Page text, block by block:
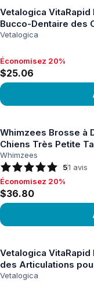
Vetalogica
Bucco-Dentaire des
Vetalogica
Économisez 20%,
Économisez 20%
$25.06
Whimzees Brosse à
Chiens Très Petite
Whimzees
51 avis
Économisez 20%,
Économisez 20%
$36.80
Vetalogica
des Articulations
Vetalogica